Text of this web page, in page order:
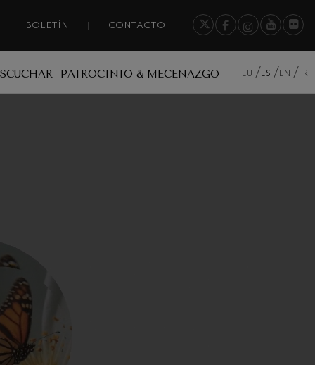
BOLETÍN CONTACTO
PATROCINIO & MECENAZGO EU ES EN FR